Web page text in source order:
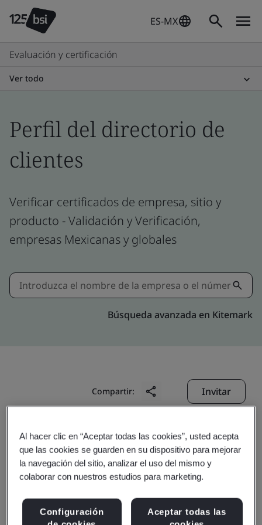
ES-MX
Evaluación y certificación
Ver todo
Perfil del directorio de
clientes
Verificar certificados de empresa, sitio y
producto - Validación y Verificación,
empresas Mexicanas y globales
Búsqueda avanzada en Kitemark
Compartir: Invitar
Shanghai Blue Cloud
Al hacer clic en “Aceptar todas las cookies”, usted acepta
que las cookies se guarden en su dispositivo para mejorar
la navegación del sitio, analizar el uso del mismo y
colaborar con nuestros estudios para marketing.
Configuración
Aceptar todas las